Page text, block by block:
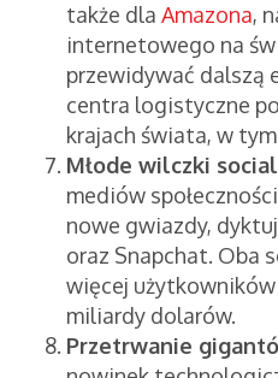
także dla Amazona,
internetowego na
przewidywać dalszą
centra logistyczne
krajach świata, w
Młode wilczki
mediów
nowe gwiazdy,
oraz Snapchat. Oba
więcej użytkowników
miliardy dolarów.
Przetrwanie